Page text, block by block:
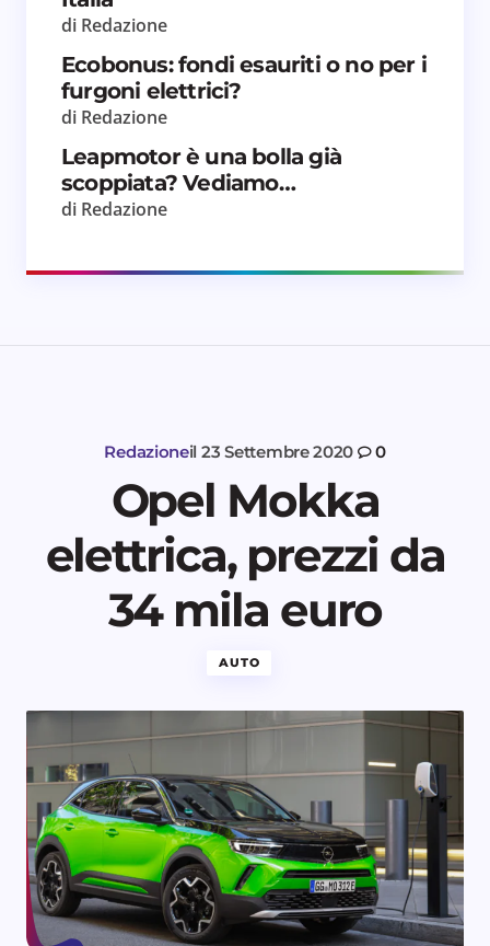
di Redazione
Ecobonus: fondi esauriti o no per i
furgoni elettrici?
di Redazione
Leapmotor è una bolla già
scoppiata? Vediamo…
di Redazione
Redazioneil 23 Settembre 2020 0
Opel Mokka
elettrica, prezzi da
34 mila euro
AUTO